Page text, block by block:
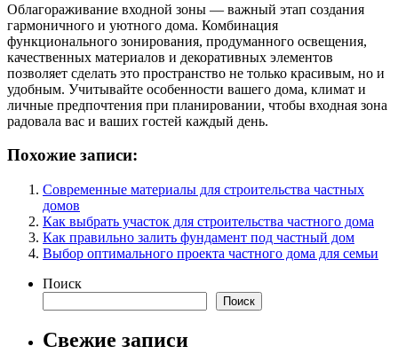
Облагораживание входной зоны — важный этап создания
гармоничного и уютного дома. Комбинация
функционального зонирования, продуманного освещения,
качественных материалов и декоративных элементов
позволяет сделать это пространство не только красивым, но и
удобным. Учитывайте особенности вашего дома, климат и
личные предпочтения при планировании, чтобы входная зона
радовала вас и ваших гостей каждый день.
Похожие записи:
Современные материалы для строительства частных
домов
Как выбрать участок для строительства частного дома
Как правильно залить фундамент под частный дом
Выбор оптимального проекта частного дома для семьи
Поиск
Поиск
Свежие записи